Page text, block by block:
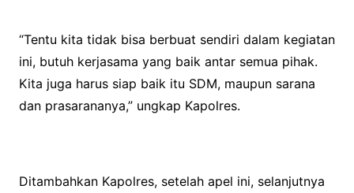
“Tentu kita tidak bisa berbuat sendiri dalam kegiatan
ini, butuh kerjasama yang baik antar semua pihak.
Kita juga harus siap baik itu SDM, maupun sarana
dan prasarananya,” ungkap Kapolres.
Ditambahkan Kapolres, setelah apel ini, selanjutnya